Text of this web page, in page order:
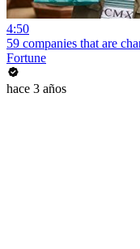
4:50
59 companies that are
Fortune
hace 3 años